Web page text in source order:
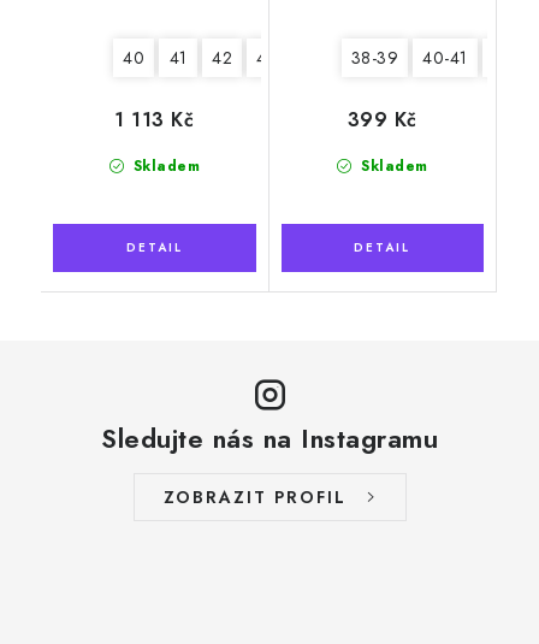
40 41 42 43 45
Skladem
1 113 Kč
38-39 40-41
Skladem
399 Kč
Sledujte nás na Instagramu
ZOBRAZIT PROFIL